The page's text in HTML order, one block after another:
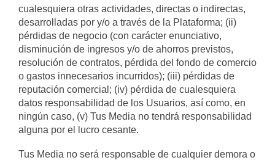
cualesquiera otras actividades, directas o indirectas,
desarrolladas por y/o a través de la Plataforma; (ii)
pérdidas de negocio (con carácter enunciativo,
disminución de ingresos y/o de ahorros previstos,
resolución de contratos, pérdida del fondo de comercio
o gastos innecesarios incurridos); (iii) pérdidas de
reputación comercial; (iv) pérdida de cualesquiera
datos responsabilidad de los Usuarios, así como, en
ningún caso, (v) Tus Media no tendrá responsabilidad
alguna por el lucro cesante.
Tus Media no será responsable de cualquier demora o